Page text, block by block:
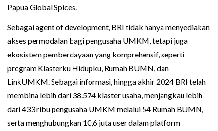
Papua Global Spices.
Sebagai agent of development, BRI tidak hanya menyediakan
akses permodalan bagi pengusaha UMKM, tetapi juga
ekosistem pemberdayaan yang komprehensif, seperti
program Klasterku Hidupku, Rumah BUMN, dan
LinkUMKM. Sebagai informasi, hingga akhir 2024 BRI telah
membina lebih dari 38.574 klaster usaha, menjangkau lebih
dari 433 ribu pengusaha UMKM melalui 54 Rumah BUMN,
serta menghubungkan 10,6 juta user dalam platform